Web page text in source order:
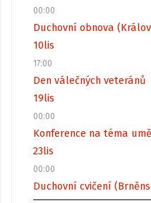
00:00
Duchovní obnova
10lis
17:00
Den válečných veteránů
19lis
00:00
Konference na téma
23lis
00:00
Duchovní cvičení